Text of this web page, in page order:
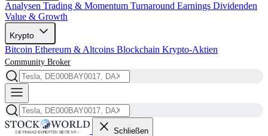
Analysen Trading & Momentum Turnaround Earnings Dividenden
Value & Growth
Krypto
Bitcoin Ethereum & Altcoins Blockchain Krypto-Aktien
Community Broker
Schließen